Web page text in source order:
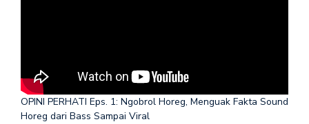
OPINI PERHATI Eps. 1: Ngobrol Horeg, Menguak Fakta Sound
Horeg dari Bass Sampai Viral